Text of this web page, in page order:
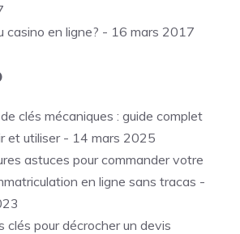
casino en ligne? - 16 mars 2017
clés mécaniques : guide complet
et utiliser- 14 mars 2025
astuces pour commander votre
en ligne sans tracas -
clés pour décrocher un devis